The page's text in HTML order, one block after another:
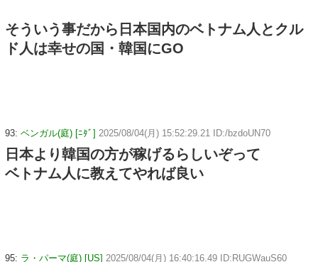
そういう事だから日本国内のベトナム人とクル
ド人は幸せの国・韓国にGO
93: ベンガル(庭) [ﾆﾀﾞ] 2025/08/04(月) 15:52:29.21 ID:/bzdoUN70
日本より韓国の方が稼げるらしいぞって
ベトナム人に教えてやれば良い
95: ラ・パーマ(庭) [US] 2025/08/04(月) 16:40:16.49 ID:RUGWauS60